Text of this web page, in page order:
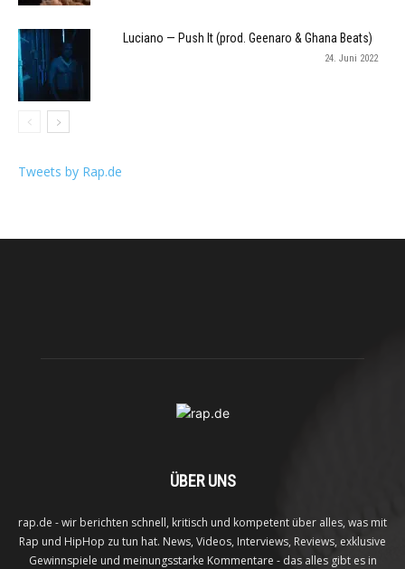
Luciano — Push It (prod. Geenaro & Ghana Beats)
24. Juni 2022
Tweets by Rap.de
ÜBER UNS
rap.de - wir berichten schnell, kritisch und kompetent über alles, was mit
Rap und HipHop zu tun hat. News, Videos, Interviews, Reviews, exklusive
Gewinnspiele und meinungsstarke Kommentare - das alles gibt es in